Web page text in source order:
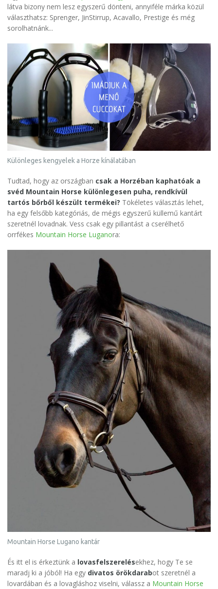
látva bizony nem lesz egyszerű dönteni, annyiféle márka közül
választhatsz: Sprenger, JinStirrup, Acavallo, Prestige és még
sorolhatnánk...
Különleges kengyelek a Horze kínálatában
Tudtad, hogy az országban csak a Horzéban kaphatóak a
svéd Mountain Horse különlegesen puha, rendkívül
tartós bőrből készült termékei? Tökéletes választás lehet,
ha egy felsőbb kategóriás, de mégis egyszerű küllemű kantárt
szeretnél lovadnak. Vess csak egy pillantást a cserélhető
orrfékes Mountain Horse Luganora:
Mountain Horse Lugano kantár
És itt el is érkeztünk a lovasfelszerelésekhez, hogy Te se
maradj ki a jóból! Ha egy divatos örökdarabot szeretnél a
lovardában és a lovagláshoz viselni, válassz a Mountain Horse